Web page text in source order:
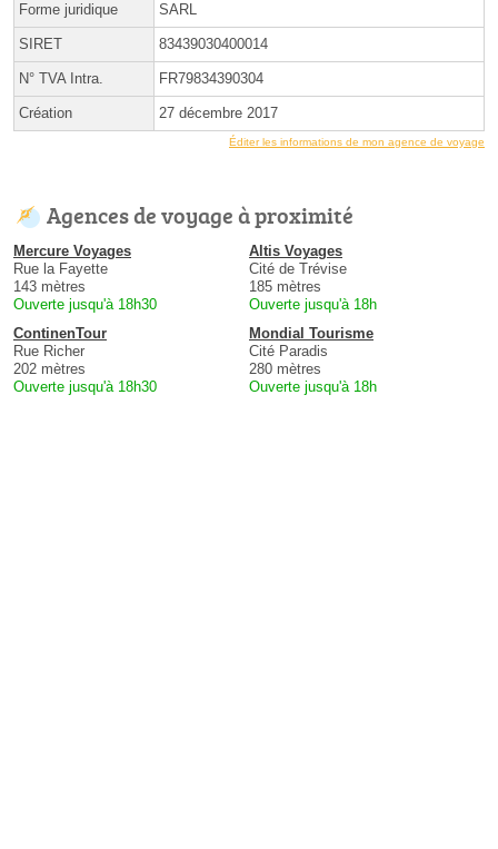
Forme juridique SARL
SIRET 83439030400014
N° TVA Intra. FR79834390304
Création 27 décembre 2017
Éditer les informations de mon agence de voyage
Agences de voyage à proximité
Mercure Voyages
Rue la Fayette
143 mètres
Ouverte jusqu'à 18h30
Altis Voyages
Cité de Trévise
185 mètres
Ouverte jusqu'à 18h
ContinenTour
Rue Richer
202 mètres
Ouverte jusqu'à 18h30
Mondial Tourisme
Cité Paradis
280 mètres
Ouverte jusqu'à 18h